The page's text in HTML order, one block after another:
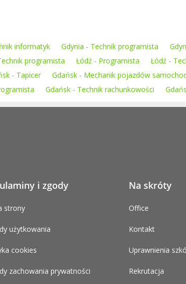
informatyk Gdynia - Technik programista
programista Łódź - Programista Łódź -
- Tapicer Gdańsk - Mechanik pojazdów
Gdańsk - Technik rachunkowości
i zgody
strony
użytkowania
cookies
zachowania prywatności
Na skróty
Office
Kontakt
Uprawnienia
Rekrutacja